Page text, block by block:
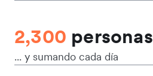
2,300 personas
... y sumando cada día